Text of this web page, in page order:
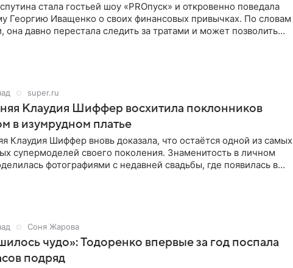
стала гостьей шоу «PROпуск» и откровенно поведала
Георгию Иващенко о своих финансовых привычках. По словам
она давно перестала следить за тратами и может позволить
super.ru
Клаудия Шиффер восхитила поклонников
в изумрудном платье
Клаудия Шиффер вновь доказала, что остаётся одной из самых
супермоделей своего поколения. Знаменитость в личном
фотографиями с недавней свадьбы, где появилась в
Соня Жарова
чудо»: Тодоренко впервые за год поспала
подряд